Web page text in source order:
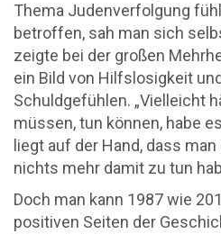
Thema Judenverfolgung
betroffen, sah man sich
zeigte bei der großen
ein Bild von Hilfslosigkeit
Schuldgefühlen. „Vielleicht
müssen, tun können, habe
liegt auf der Hand, dass
nichts mehr damit zu tun
Doch man kann 1987 wie
positiven Seiten der